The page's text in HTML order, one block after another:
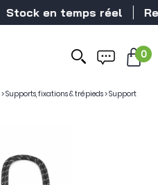
Stock en temps réel
0
>Supports, fixations & trépieds>Support